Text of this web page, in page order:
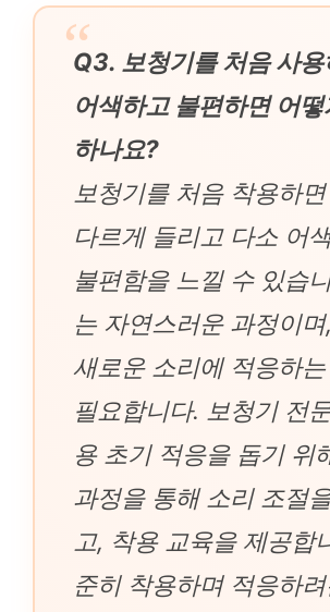
Q3. 보청기를 처음 사
어색하고 불편하면 어
하나요?
보청기를 처음 착용하
다르게 들리고 다소 어
불편함을 느낄 수 있습
는 자연스러운 과정이
새로운 소리에 적응하
필요합니다. 보청기 전
용 초기 적응을 돕기 위
과정을 통해 소리 조절
고, 착용 교육을 제공합
준히 착용하며 적응하